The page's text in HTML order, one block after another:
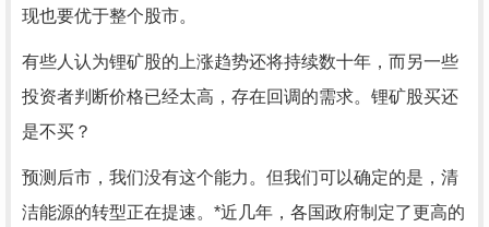
现也要优于整个股市。
有些人认为锂矿股的上涨趋势还将持续数十年，而另一些
投资者判断价格已经太高，存在回调的需求。锂矿股买还
是不买？
预测后市，我们没有这个能力。但我们可以确定的是，清
洁能源的转型正在提速。*近几年，各国政府制定了更高的